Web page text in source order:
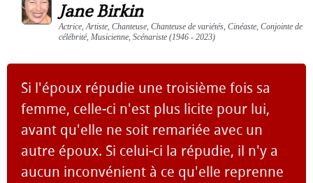
Jane Birkin
Actrice, Artiste, Chanteuse, Chanteuse de variétés, Cinéaste, Conjointe de
célébrité, Musicienne, Scénariste (1946 - 2023)
Si l'époux répudie une troisième fois sa
femme, celle-ci n'est plus licite pour lui,
avant qu'elle ne soit remariée avec un
autre époux. Si celui-ci la répudie, il n'y a
aucun inconvénient à ce qu'elle reprenne